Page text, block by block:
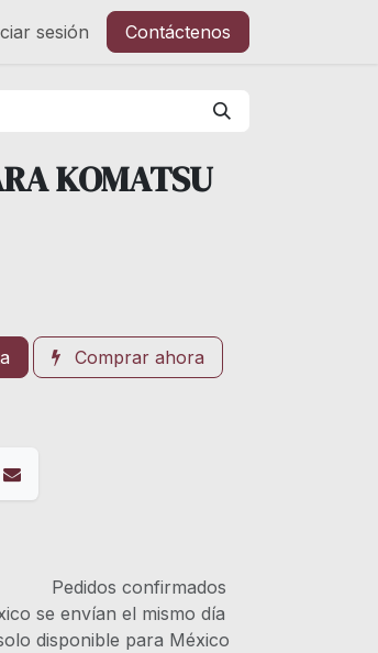
sesión Contáctenos
KOMATSU
Comprar ahora
confirmados
se envían el mismo día
disponible para México